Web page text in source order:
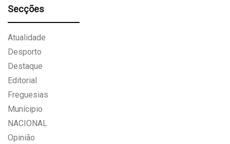
Secções
Atualidade
Desporto
Destaque
Editorial
Freguesias
Munícipio
NACIONAL
Opinião